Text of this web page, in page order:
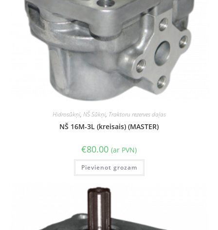
Hidrosūkņi, NŠ Sūkņi, Traktoru rezerves daļas
NŠ 16M-3L (kreisais) (MASTER)
€80.00 (ar PVN)
Pievienot grozam